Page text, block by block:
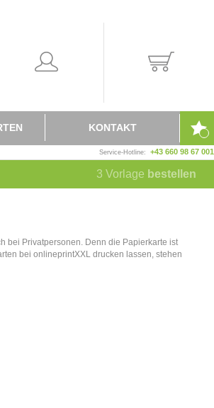
KONTAKT
Service-Hotline: +43 660 98 67 001
3 Vorlage bestellen
bei Privatpersonen. Denn die Papierkarte ist
bei onlineprintXXL drucken lassen, stehen